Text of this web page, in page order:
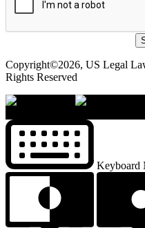
Copyright©2026, US Legal
Rights Reserved
Keyboard